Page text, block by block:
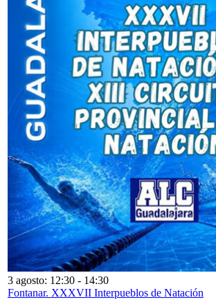
3 agosto: 12:30 - 14:30
Fontanar. XXXVII Interpueblos de Natación